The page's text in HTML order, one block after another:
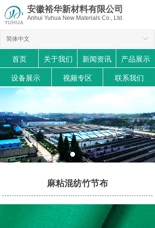
首页 关于我们 新闻资讯
产品展示
设备展示
视频专区 联系我们
ꀅ
简体中文
安徽裕华新材料有限公司
Anhui Yuhua New Materials Co., Ltd.
麻粘混纺竹节布